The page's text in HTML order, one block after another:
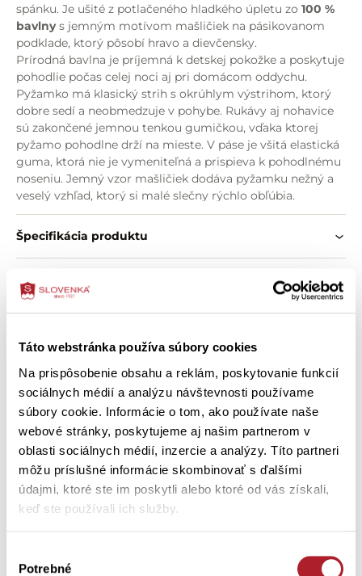
Táto webstránka používa súbory cookies
Na prispôsobenie obsahu a reklám, poskytovanie funkcií
sociálnych médií a analýzu návštevnosti používame
súbory cookie. Informácie o tom, ako používate naše
webové stránky, poskytujeme aj našim partnerom v
oblasti sociálnych médií, inzercie a analýzy. Títo partneri
môžu príslušné informácie skombinovať s ďalšími
údajmi, ktoré ste im poskytli alebo ktoré od vás získali,
keď ste používali ich služby.
súhlasu
Potrebné
spánku. Je ušité z potlačeného hladkého úpletu zo 100 %
bavlnys jemným motívom mašličiek na pásikovanom
podklade, ktorý pôsobí hravo a dievčensky.
Prírodná bavlna je príjemná k detskej pokožke a poskytuje
pohodlie počas celej noci aj pri domácom oddychu.
Pyžamko má klasický strih s okrúhlym výstrihom, ktorý
dobre sedí a neobmedzuje v pohybe. Rukávy aj nohavice
sú zakončené jemnou tenkou gumičkou, vďaka ktorej
pyžamo pohodlne drží na mieste. V páse je všitá elastická
guma, ktorá nie je vymeniteľná a prispieva k pohodlnému
noseniu. Jemný vzor mašličiek dodáva pyžamku nežný a
veselý vzhľad, ktorý si malé slečny rýchlo obľúbia.
Detské pyžamo ILENKAje príjemnou voľbou na pokojné
noci, ranné leňošenie aj chvíle domácej pohody.
Vlastnosti:
hladký úplet zo 100 % bavlny
motív mašličiek na pásikovanom podklade
klasický pohodlný strih
rukávy zakončené tenkou gumičkou
nohavice zakončené tenkou gumičkou
pevne všitá guma v páse
pohodlné na spánok aj domáce nosenie
Špecifikácia produktu
O zložení výrobku
Ako ošetriť výrobok
Zákazníci si tiež kúpili